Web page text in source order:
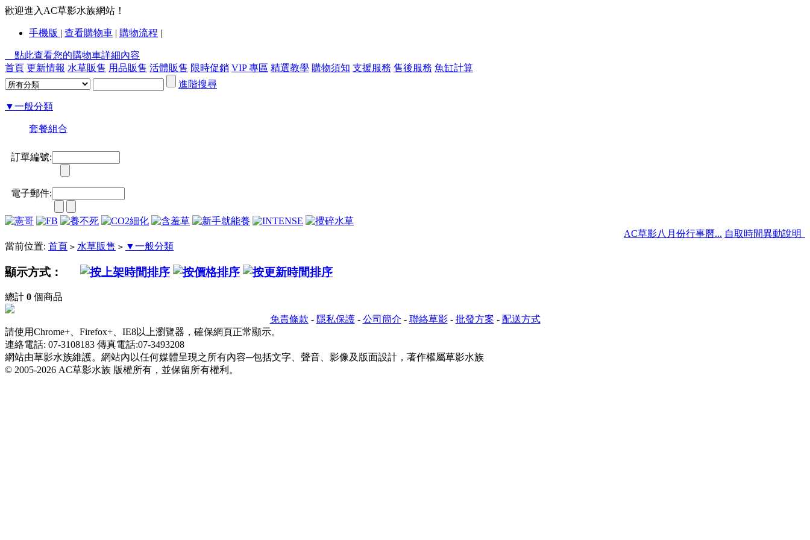
歡迎進入AC草影水族網站！
手機版 | 查看購物車 | 購物流程 |
點此查看您的購物車詳細內容
首頁 更新情報 水草販售 用品販售 活體販售 限時促銷 VIP 專區 精選教學 購物須知 支援服務 售後服務 魚缸計算
進階搜尋
▼一般分類
套餐組合
訂單編號:
電子郵件:
AC草影八月份行事曆... 自取時間異動說明（
當前位置: 首頁 > 水草販售 > ▼一般分類
顯示方式：
總計 0 個商品
免責條款 - 隱私保護- 公司簡介 - 聯絡草影- 批發方案 - 配送方式
請使用Chrome+、Firefox+、IE8以上瀏覽器，確保網頁正常顯示。
連絡電話: 07-3108183 傳真電話:07-3493208
網站由草影水族維護。網站內以任何媒體呈現之所有內容─包括文字、聲音、影像及版面設計，著作權屬草影水族
© 2005-2026 AC草影水族 版權所有，並保留所有權利。